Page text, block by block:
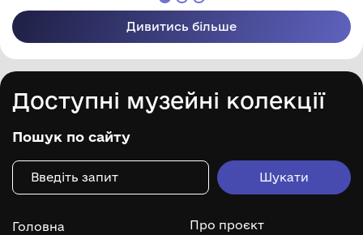
Дивитись більше
Доступні музейні колекції
Пошук по сайту
Головна
Про проєкт